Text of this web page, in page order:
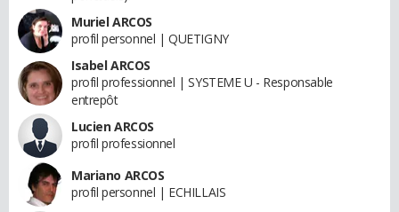
Muriel ARCOS
profil personnel | QUETIGNY
Isabel ARCOS
profil professionnel | SYSTEME U - Responsable
entrepôt
Lucien ARCOS
profil professionnel
Mariano ARCOS
profil personnel | ECHILLAIS